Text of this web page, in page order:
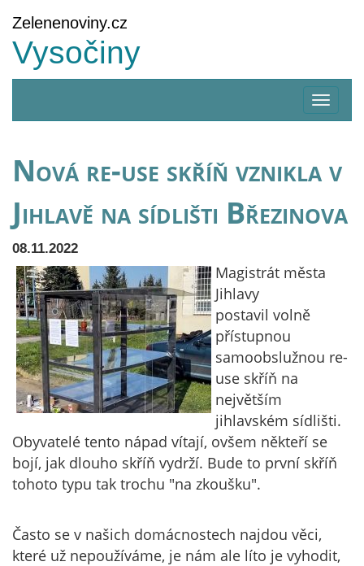
Zelenenoviny.cz
Vysočiny
menu
Nová re-use skříň vznikla v
Jihlavě na sídlišti Březinova
08.11.2022
Magistrát města
Jihlavy
postavil volně
přístupnou
samoobslužnou re-
use skříň na
největším
jihlavském sídlišti.
Obyvatelé tento nápad vítají, ovšem někteří se
bojí, jak dlouho skříň vydrží. Bude to první skříň
tohoto typu tak trochu "na zkoušku".
Často se v našich domácnostech najdou věci,
které už nepoužíváme, je nám ale líto je vyhodit,